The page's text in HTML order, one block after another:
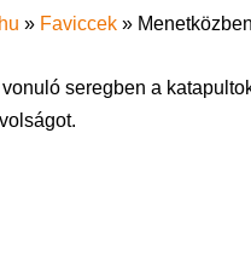
» Faviccek » Menetközben
seregben a